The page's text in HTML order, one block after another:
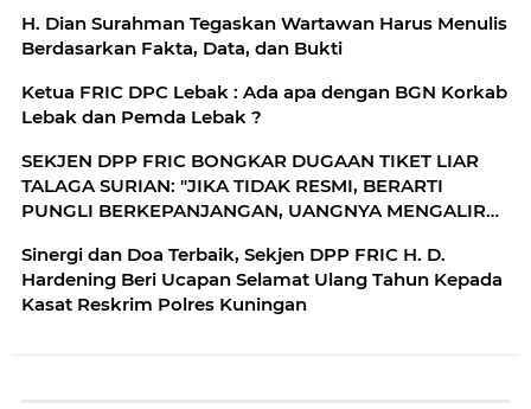
H. Dian Surahman Tegaskan Wartawan Harus Menulis
Berdasarkan Fakta, Data, dan Bukti
Ketua FRIC DPC Lebak : Ada apa dengan BGN Korkab
Lebak dan Pemda Lebak ?
SEKJEN DPP FRIC BONGKAR DUGAAN TIKET LIAR
TALAGA SURIAN: "JIKA TIDAK RESMI, BERARTI
PUNGLI BERKEPANJANGAN, UANGNYA MENGALIR
Sinergi dan Doa Terbaik, Sekjen DPP FRIC H. D.
Hardening Beri Ucapan Selamat Ulang Tahun Kepada
Kasat Reskrim Polres Kuningan